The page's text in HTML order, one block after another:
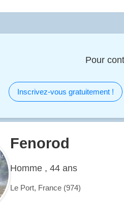
Pour
Inscrivez-vous gratuitement !
Fenorod
Homme , 44 ans
Le Port, France (974)